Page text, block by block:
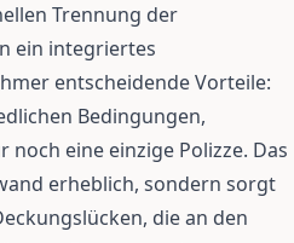
Trennung der
ein integriertes
entscheidende Vorteile:
Bedingungen,
eine einzige Polizze. Das
erheblich, sondern sorgt
die an den